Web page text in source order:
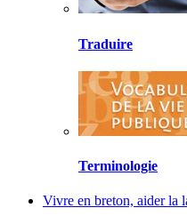
Traduire
Terminologie
Vivre en breton, aider la